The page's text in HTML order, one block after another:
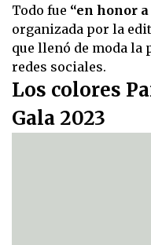
Todo fue “en honor
organizada por la
que llenó de moda la
redes sociales.
Los colores
Gala 2023